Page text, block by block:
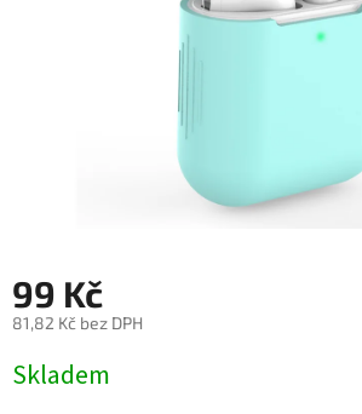
99 Kč
81,82 Kč bez DPH
cena:
Skladem